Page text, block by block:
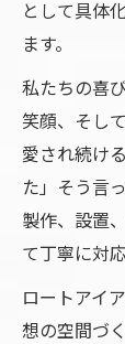
として具体
ます。
私たちの喜
笑顔、そし
愛され続け
た」そう言
製作、設置
て丁寧に対
ロートアイ
想の空間づ